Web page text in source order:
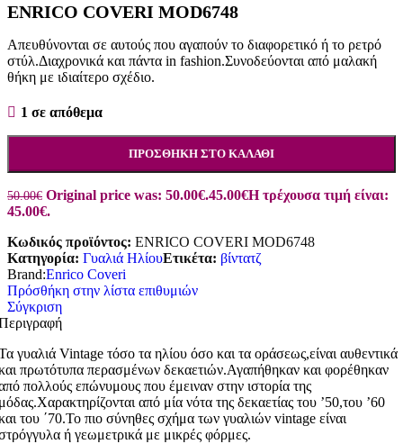
ENRICO COVERI MOD6748
Απευθύνονται σε αυτούς που αγαπούν το διαφορετικό ή το ρετρό
στύλ.Διαχρονικά και πάντα in fashion.Συνοδεύονται από μαλακή
θήκη με ιδιαίτερο σχέδιο.
1 σε απόθεμα
ΠΡΟΣΘΉΚΗ ΣΤΟ ΚΑΛΆΘΙ
50.00€ Original price was: 50.00€.45.00€Η τρέχουσα τιμή είναι:
45.00€.
Κωδικός προϊόντος: ENRICO COVERI MOD6748
Κατηγορία: Γυαλιά ΗλίουΕτικέτα: βίντατζ
Brand:Enrico Coveri
Πρόσθήκη στην λίστα επιθυμιών
Σύγκριση
γυαλιά Vintage τόσο τα ηλίου όσο και τα οράσεως,είναι αυθεντικά
πρωτότυπα περασμένων δεκαετιών.Αγαπήθηκαν και φορέθηκαν
πολλούς επώνυμους που έμειναν στην ιστορία της
από μία νότα της δεκαετίας του ’50,του ’60
του ΄70.Το πιο σύνηθες σχήμα των γυαλιών vintage είναι
ή γεωμετρικά με μικρές φόρμες.